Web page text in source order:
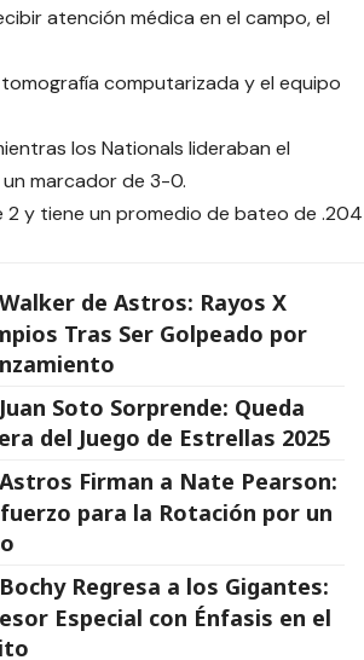
atención médica en el campo, el
computarizada y el equipo
los Nationals lideraban el
marcador de 3-0.
2 y tiene un promedio de bateo de .204
Walker de Astros: Rayos X
Tras Ser Golpeado por
Juan Soto Sorprende: Queda
del Juego de Estrellas 2025
Astros Firman a Nate Pearson:
para la Rotación por un
Bochy Regresa a los Gigantes:
Especial con Énfasis en el